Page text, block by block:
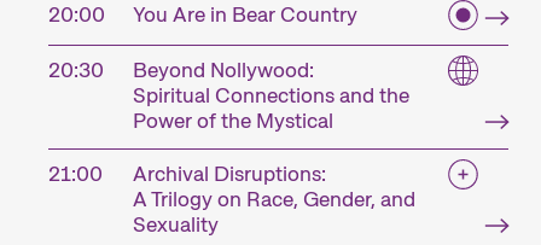
20:00
You Are in Bear Country
20:30
Beyond Nollywood:
Spiritual Connections and the
Power of the Mystical
21:00
Archival Disruptions:
A Trilogy on Race, Gender, and
Sexuality